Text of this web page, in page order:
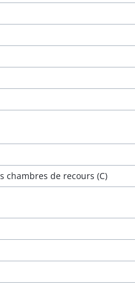
chambres de recours (C)